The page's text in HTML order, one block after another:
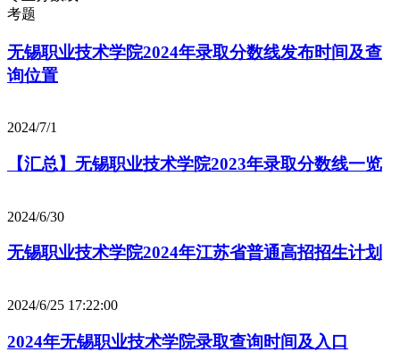
考题
无锡职业技术学院2024年录取分数线发布时间及查
询位置
2024/7/1
【汇总】无锡职业技术学院2023年录取分数线一览
2024/6/30
无锡职业技术学院2024年江苏省普通高招招生计划
2024/6/25 17:22:00
2024年无锡职业技术学院录取查询时间及入口